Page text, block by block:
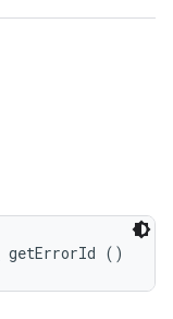
getErrorId ()